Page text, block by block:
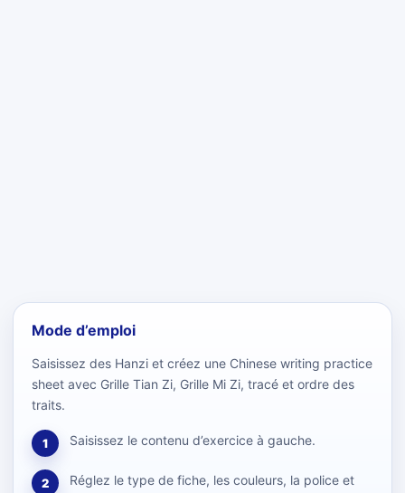
Mode d’emploi
Saisissez des Hanzi et créez une Chinese writing practice
sheet avec Grille Tian Zi, Grille Mi Zi, tracé et ordre des
traits.
1 Saisissez le contenu d’exercice à gauche.
2
Réglez le type de fiche, les couleurs, la police et